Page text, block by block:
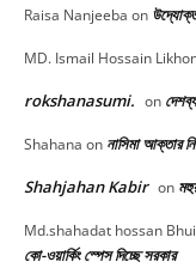
Raisa Nanjeeba on
MD. Ismail Hossain
rokshanasumi. on
Shahana on নাসিমা আক্তার
Shahjahan Kabir on
Md.shahadat hossan
কো-ওয়ার্কিং স্পেস দিচ্ছে সরকার